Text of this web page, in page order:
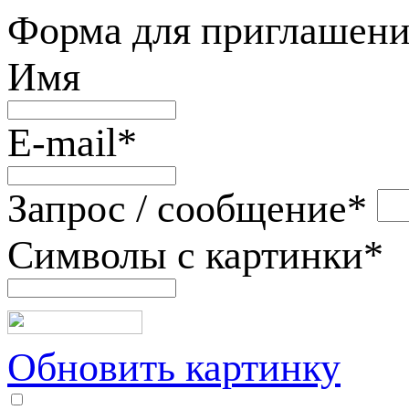
Форма для
Имя
E-mail*
Запрос / сообщение*
Символы с картинки*
Обновить картинку